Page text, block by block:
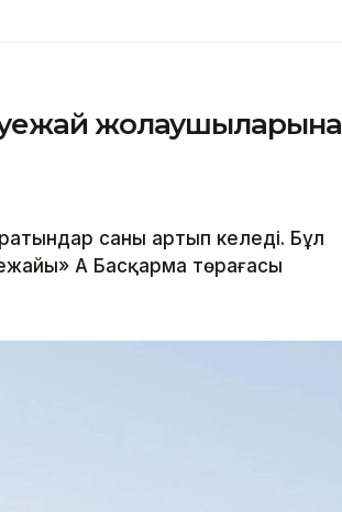
жолаушыларына
саны артып келеді. Бұл
АҚ Басқарма төрағасы